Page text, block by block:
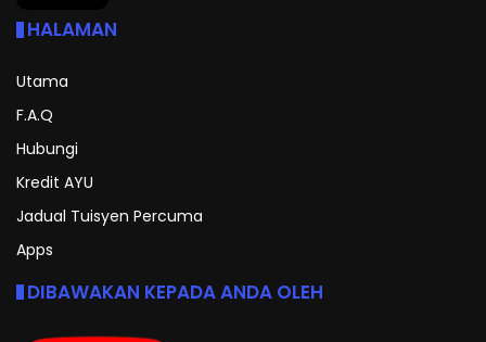
HALAMAN
Utama
F.A.Q
Hubungi
Kredit AYU
Jadual Tuisyen Percuma
Apps
DIBAWAKAN KEPADA ANDA OLEH